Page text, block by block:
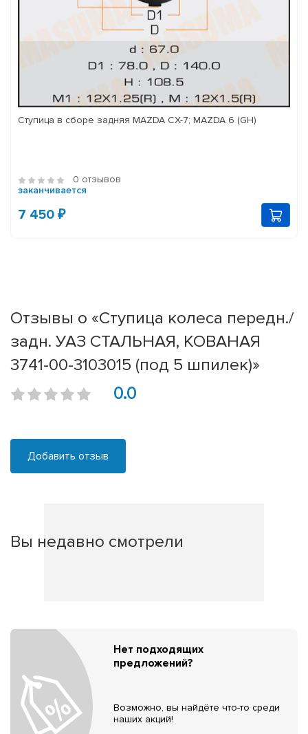
Ступица в сборе задняя MAZDA CX-7; MAZDA 6 (GH)
0 отзывов
заканчивается
7 450 ₽
Отзывы о «Ступица колеса передн./
задн. УАЗ СТАЛЬНАЯ, КОВАНАЯ
3741-00-3103015 (под 5 шпилек)»
0.0
Добавить отзыв
Вы недавно смотрели
Нет подходящих
предложений?
Возможно, вы найдёте что-то среди
наших акций!